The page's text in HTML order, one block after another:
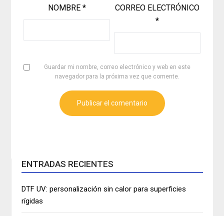
NOMBRE *
CORREO ELECTRÓNICO
*
Guardar mi nombre, correo electrónico y web en este
navegador para la próxima vez que comente.
ENTRADAS RECIENTES
DTF UV: personalización sin calor para superficies
rígidas